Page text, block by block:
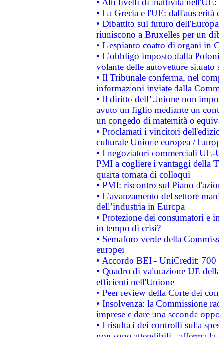
• Alti livelli di inattività nell'UE:
• La Grecia e l'UE: dall'austerità
• Dibattito sul futuro
riuniscono a Bruxelles per un
• L'espianto coatto di organi in
• L’obbligo imposto dalla
volante delle autovetture
• Il Tribunale conferma, nel
informazioni inviate dalla
• Il diritto dell’Unione non
avuto un figlio mediante un
un congedo di maternità o
• Proclamati i vincitori
culturale Unione europea /
• I negoziatori commerciali UE-
PMI a cogliere i vantaggi della
quarta tornata di colloqui
• PMI: riscontro sul Piano
• L’avanzamento del settore
dell’industria in Europa
• Protezione dei consumatori e
in tempo di crisi?
• Semaforo verde della
europei
• Accordo BEI - UniCredit:
• Quadro di valutazione UE
efficienti nell'Unione
• Peer review della Corte dei
• Insolvenza: la Commissione
imprese e dare una seconda
• I risultati dei controlli sulla